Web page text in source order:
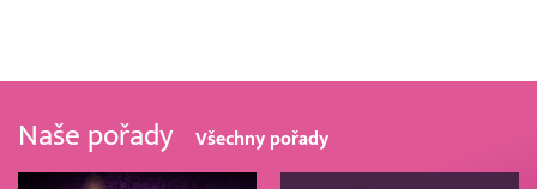
Naše pořady Všechny pořady